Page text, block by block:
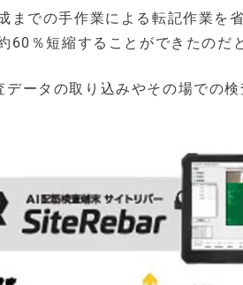
までの手作業による転記作業を
60％短縮することができたのだ
ータの取り込みやその場での